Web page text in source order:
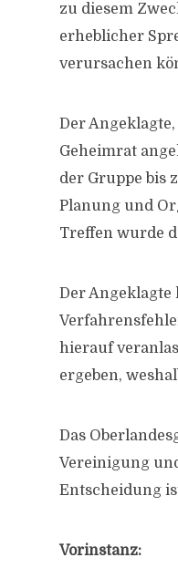
zu diesem
erheblicher
verursachen
Der
Geheimrat
der Gruppe bis
Planung und
Treffen wurde
Der
hierauf
ergeben,
Das
Vereinigung
Entscheidung
Vorinstanz: